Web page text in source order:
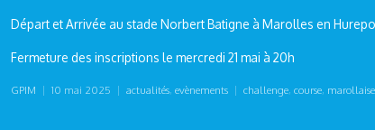
Départ et Arrivée au stade Norbert Batigne à Marolles en
Fermeture des inscriptions le mercredi 21 mai à 20h
GPIM | 10 mai 2025 | actualités, evènements | challenge, course, marollaise